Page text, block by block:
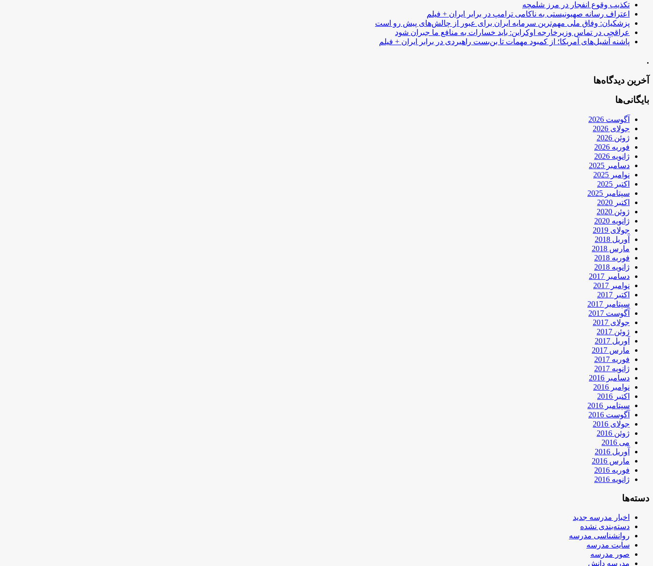
تکذیب وقوع انفجار در مرز شلمچه
اعتراف رسانه صهیونیستی به ناکامی ترامپ در برابر ایران + فیلم
پزشکیان: وفاق ملی مهم‌ترین سرمایه ایران برای عبور از چالش‌های پیش رو است
عراقچی در تماس وزیرخارجه اوکراین: باید خسارات به منافع ما جبران شود
پاشنه آشیل‌های آمریکا؛ از کمبود مهمات تا بن‌بست راهبردی در برابر ایران + فیلم
.
آخرین دیدگاه‌ها
بایگانی‌ها
آگوست 2026
جولای 2026
ژوئن 2026
فوریه 2026
ژانویه 2026
دسامبر 2025
نوامبر 2025
اکتبر 2025
سپتامبر 2025
اکتبر 2020
ژوئن 2020
ژانویه 2020
جولای 2019
آوریل 2018
مارس 2018
فوریه 2018
ژانویه 2018
دسامبر 2017
نوامبر 2017
اکتبر 2017
سپتامبر 2017
آگوست 2017
جولای 2017
ژوئن 2017
آوریل 2017
مارس 2017
فوریه 2017
ژانویه 2017
دسامبر 2016
نوامبر 2016
اکتبر 2016
سپتامبر 2016
آگوست 2016
جولای 2016
ژوئن 2016
می 2016
آوریل 2016
مارس 2016
فوریه 2016
ژانویه 2016
دسته‌ها
اخبار مدرسه جدید
دسته‌بندی نشده
روانشناسی مدرسه
سایت مدرسه
صور مدرسه
مدرسه دانش